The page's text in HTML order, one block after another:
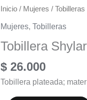
Inicio / Mujeres / Tobilleras
Mujeres, Tobilleras
Tobillera Shylar
$ 26.000
Tobillera plateada;
Tobillera